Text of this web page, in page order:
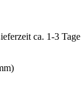
ca. 1-3 Tage